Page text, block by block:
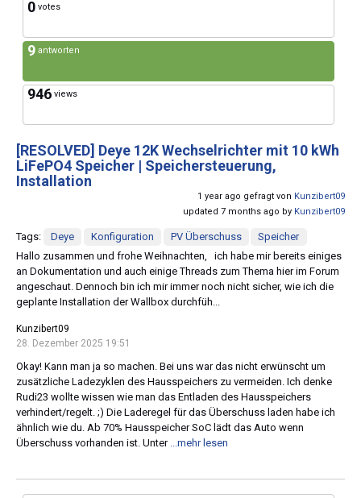
0 votes
9 antworten
946 views
[RESOLVED] Deye 12K Wechselrichter mit 10 kWh
LiFePO4 Speicher | Speichersteuerung,
Installation
1 year ago gefragt von Kunzibert09
updated 7 months ago by Kunzibert09
Tags: Deye Konfiguration PV Überschuss
Speicher
Hallo zusammen und frohe Weihnachten, ich habe mir bereits einiges
an Dokumentation und auch einige Threads zum Thema hier im Forum
angeschaut. Dennoch bin ich mir immer noch nicht sicher, wie ich die
geplante Installation der Wallbox durchfüh...
Kunzibert09
28. Dezember 2025 19:51
Okay! Kann man ja so machen. Bei uns war das nicht erwünscht um
zusätzliche Ladezyklen des Hausspeichers zu vermeiden. Ich denke
Rudi23 wollte wissen wie man das Entladen des Hausspeichers
verhindert/regelt. ;) Die Laderegel für das Überschuss laden habe ich
ähnlich wie du. Ab 70% Hausspeicher SoC lädt das Auto wenn
Überschuss vorhanden ist. Unter
...mehr lesen